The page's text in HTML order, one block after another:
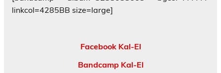
linkcol=4285BB size=large]
Facebook Kal-El
Bandcamp Kal-El